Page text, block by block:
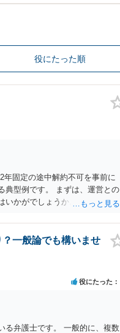
役にたった順
固定の途中解約不可を事前に
典型例です。 まずは、運営との
いかがでしょうか。 また同時並
一般論でも構いませ
役にたった
る弁護士です。 一般的に、複数